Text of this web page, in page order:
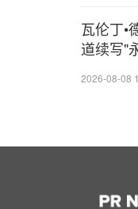
瓦伦丁•
道续写"
2026-08-08